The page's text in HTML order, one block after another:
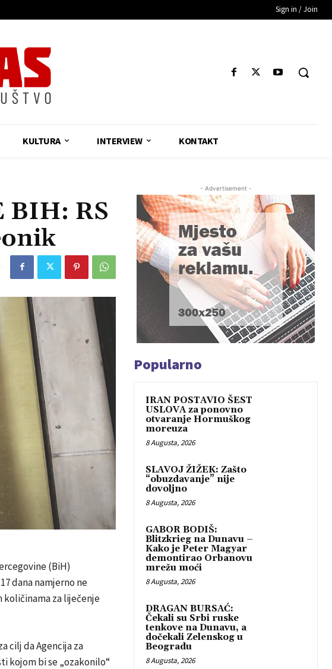
Sign in / Join
KULTURA INTERVIEW KONTAKT
BIH: RS
(BiH)
dana namjerno ne
za liječenje
cilj da Agencija za
kojom bi se „ozakonilo“
- Advertisement -
Popularno
IRAN POSTAVIO ŠEST
USLOVA za ponovno
otvaranje Hormuškog
moreuza
8 Augusta, 2026
SLAVOJ ŽIŽEK: Zašto
“obuzdavanje” nije
dovoljno
8 Augusta, 2026
GABOR BODIŠ:
Blitzkrieg na Dunavu –
Kako je Peter Magyar
demontirao Orbanovu
mrežu moći
8 Augusta, 2026
DRAGAN BURSAĆ:
Čekali su Srbi ruske
tenkove na Dunavu, a
dočekali Zelenskog u
Beogradu
8 Augusta, 2026